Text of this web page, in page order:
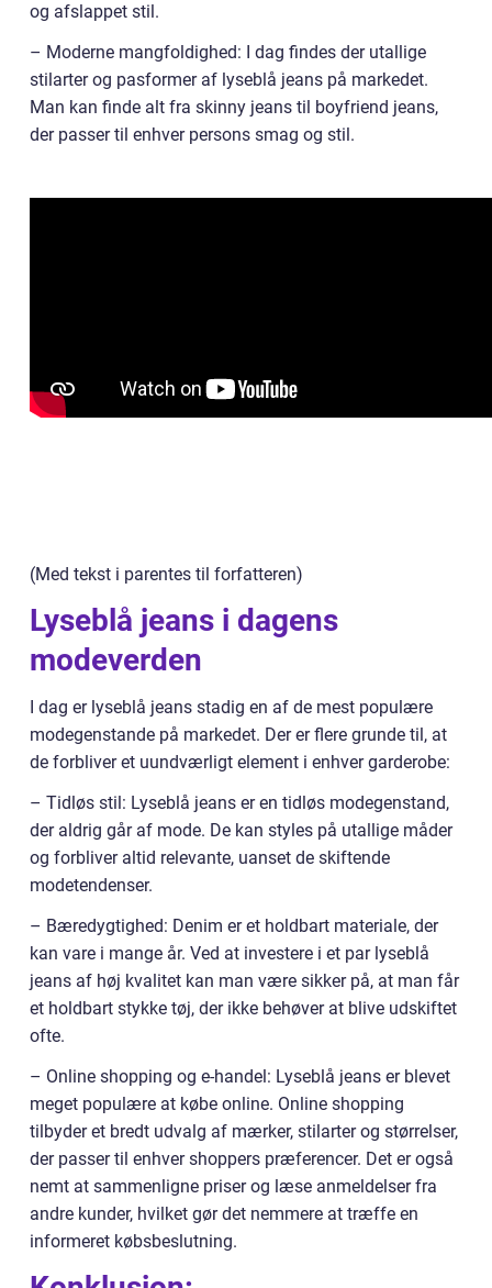
og afslappet stil.
– Moderne mangfoldighed: I dag findes der utallige
stilarter og pasformer af lyseblå jeans på markedet.
Man kan finde alt fra skinny jeans til boyfriend jeans,
der passer til enhver persons smag og stil.
(Med tekst i parentes til forfatteren)
Lyseblå jeans i dagens
modeverden
I dag er lyseblå jeans stadig en af de mest populære
modegenstande på markedet. Der er flere grunde til, at
de forbliver et uundværligt element i enhver garderobe:
– Tidløs stil: Lyseblå jeans er en tidløs modegenstand,
der aldrig går af mode. De kan styles på utallige måder
og forbliver altid relevante, uanset de skiftende
modetendenser.
– Bæredygtighed: Denim er et holdbart materiale, der
kan vare i mange år. Ved at investere i et par lyseblå
jeans af høj kvalitet kan man være sikker på, at man får
et holdbart stykke tøj, der ikke behøver at blive udskiftet
ofte.
– Online shopping og e-handel: Lyseblå jeans er blevet
meget populære at købe online. Online shopping
tilbyder et bredt udvalg af mærker, stilarter og størrelser,
der passer til enhver shoppers præferencer. Det er også
nemt at sammenligne priser og læse anmeldelser fra
andre kunder, hvilket gør det nemmere at træffe en
informeret købsbeslutning.